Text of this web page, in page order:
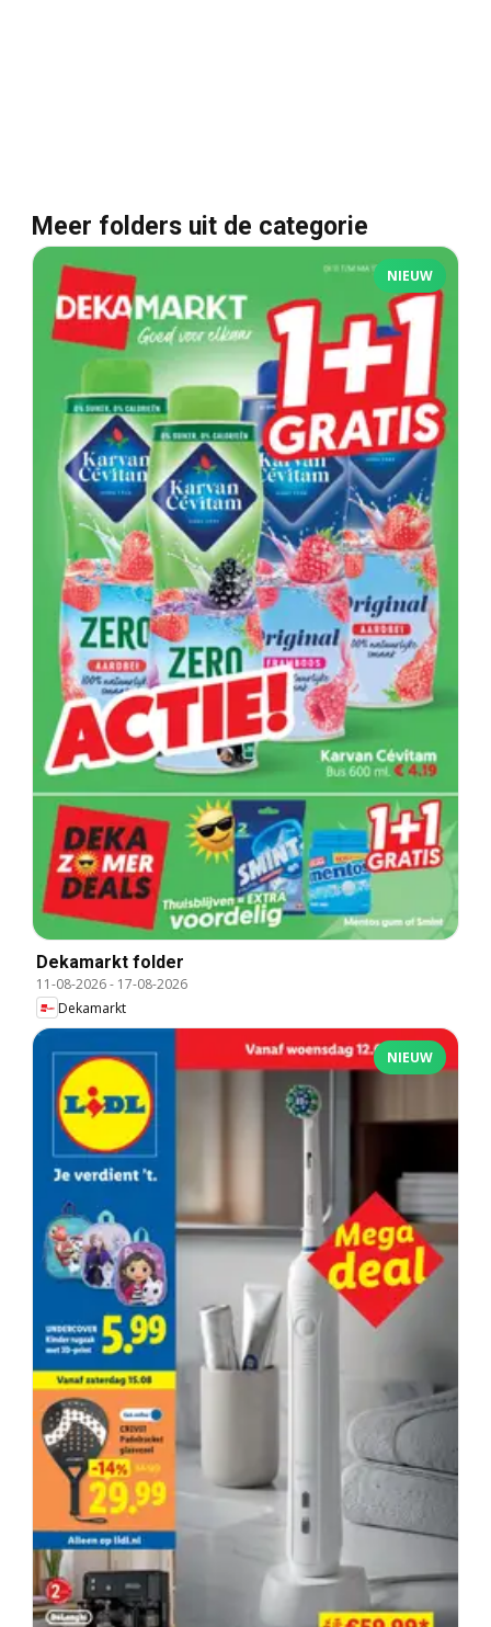
Meer folders uit de categorie
NIEUW
Dekamarkt folder
11-08-2026- 17-08-2026
Dekamarkt
NIEUW